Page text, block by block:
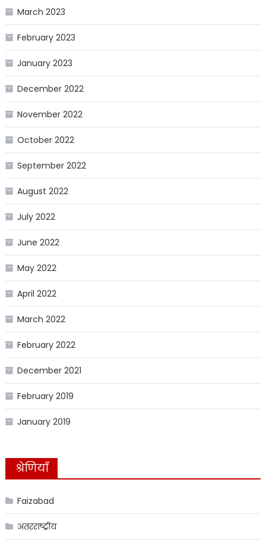
March 2023
February 2023
January 2023
December 2022
November 2022
October 2022
September 2022
August 2022
July 2022
June 2022
May 2022
April 2022
March 2022
February 2022
December 2021
February 2019
January 2019
श्रेणियाँ
Faizabad
अंतरराष्ट्रीय